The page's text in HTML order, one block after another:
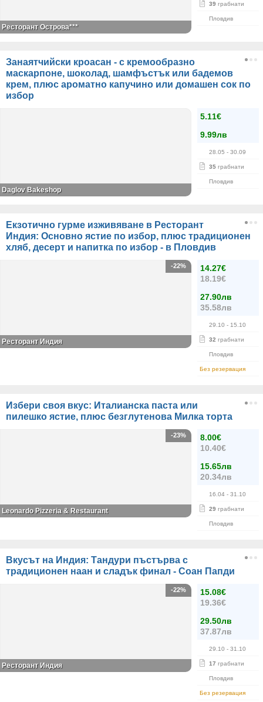
39 грабнати
Пловдив
Ресторант Острова***
Занаятчийски кроасан - с кремообразно
маскарпоне, шоколад, шамфъстък или бадемов
крем, плюс ароматно капучино или домашен сок по
избор
5.11€
9.99лв
28.05 - 30.09
35 грабнати
Пловдив
Daglov Bakeshop
Екзотично гурме изживяване в Ресторант
Индия: Основно ястие по избор, плюс традиционен
хляб, десерт и напитка по избор - в Пловдив
14.27€
18.19€
27.90лв
35.58лв
29.10 - 15.10
32 грабнати
Пловдив
Без резервация
-22%
Ресторант Индия
Избери своя вкус: Италианска паста или
пилешко ястие, плюс безглутенова Милка торта
8.00€
10.40€
15.65лв
20.34лв
16.04 - 31.10
29 грабнати
Пловдив
-23%
Leonardo Pizzeria & Restaurant
Вкусът на Индия: Тандури пъстърва с
традиционен наан и сладък финал - Соан Папди
15.08€
19.36€
29.50лв
37.87лв
29.10 - 31.10
17 грабнати
Пловдив
Без резервация
-22%
Ресторант Индия